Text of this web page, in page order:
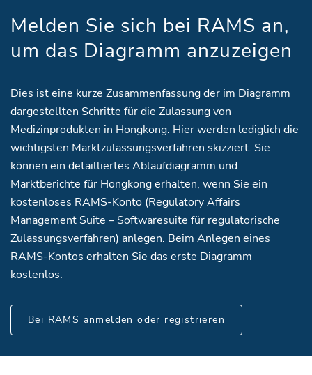
Melden Sie sich bei RAMS an,
um das Diagramm anzuzeigen
Dies ist eine kurze Zusammenfassung der im Diagramm
dargestellten Schritte für die Zulassung von
Medizinprodukten in Hongkong. Hier werden lediglich die
wichtigsten Marktzulassungsverfahren skizziert. Sie
können ein detailliertes Ablaufdiagramm und
Marktberichte für Hongkong erhalten, wenn Sie ein
kostenloses RAMS-Konto (Regulatory Affairs
Management Suite – Softwaresuite für regulatorische
Zulassungsverfahren) anlegen. Beim Anlegen eines
RAMS-Kontos erhalten Sie das erste Diagramm
kostenlos.
Bei RAMS anmelden oder registrieren